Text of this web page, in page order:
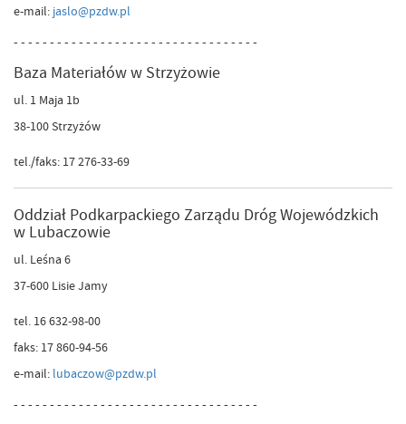
e-mail: jaslo@pzdw.pl
- - - - - - - - - - - - - - - - - - - - - - - - - - - - - - - - - -
Baza Materiałów w Strzyżowie
ul. 1 Maja 1b
38-100 Strzyżów
tel./faks: 17 276-33-69
Oddział Podkarpackiego Zarządu Dróg Wojewódzkich
w Lubaczowie
ul. Leśna 6
37-600 Lisie Jamy
tel. 16 632-98-00
faks: 17 860-94-56
e-mail: lubaczow@pzdw.pl
- - - - - - - - - - - - - - - - - - - - - - - - - - - - - - - - - -